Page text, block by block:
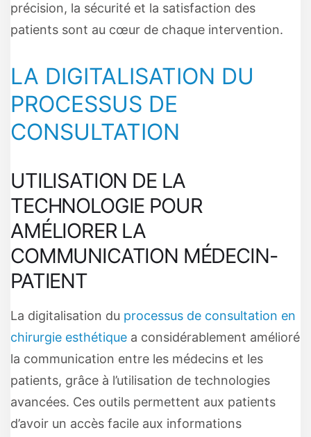
précision, la sécurité et la satisfaction des
patients sont au cœur de chaque intervention.
LA DIGITALISATION DU
PROCESSUS DE
CONSULTATION
UTILISATION DE LA
TECHNOLOGIE POUR
AMÉLIORER LA
COMMUNICATION MÉDECIN-
PATIENT
La digitalisation du processus de consultation en
chirurgie esthétique a considérablement amélioré
la communication entre les médecins et les
patients, grâce à l’utilisation de technologies
avancées. Ces outils permettent aux patients
d’avoir un accès facile aux informations